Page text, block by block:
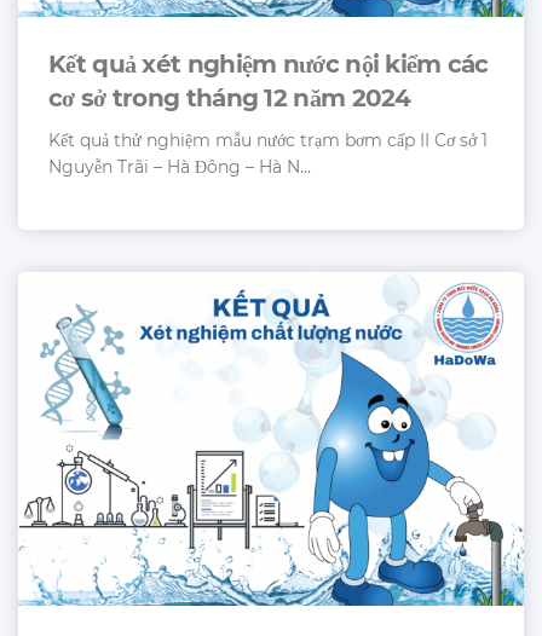
Kết quả xét nghiệm nước nội kiểm các
cơ sở trong tháng 12 năm 2024
Kết quả thử nghiệm mẫu nước trạm bơm cấp II Cơ sở 1
Nguyễn Trãi – Hà Đông – Hà N...